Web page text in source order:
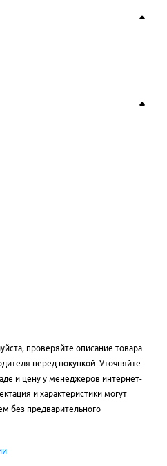
проверяйте описание товара
перед покупкой. Уточняйте
и цену у менеджеров интернет-
и характеристики могут
без предварительного